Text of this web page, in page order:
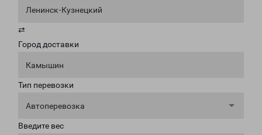
Ленинск-Кузнецкий
⇄
Город доставки
Камышин
Тип перевозки
Автоперевозка
Введите вес